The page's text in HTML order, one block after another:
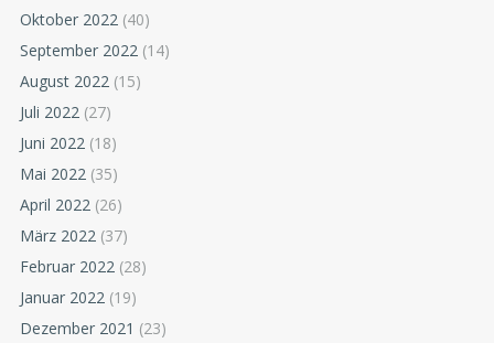
Oktober 2022 (40)
September 2022 (14)
August 2022 (15)
Juli 2022 (27)
Juni 2022 (18)
Mai 2022 (35)
April 2022 (26)
März 2022 (37)
Februar 2022 (28)
Januar 2022 (19)
Dezember 2021 (23)